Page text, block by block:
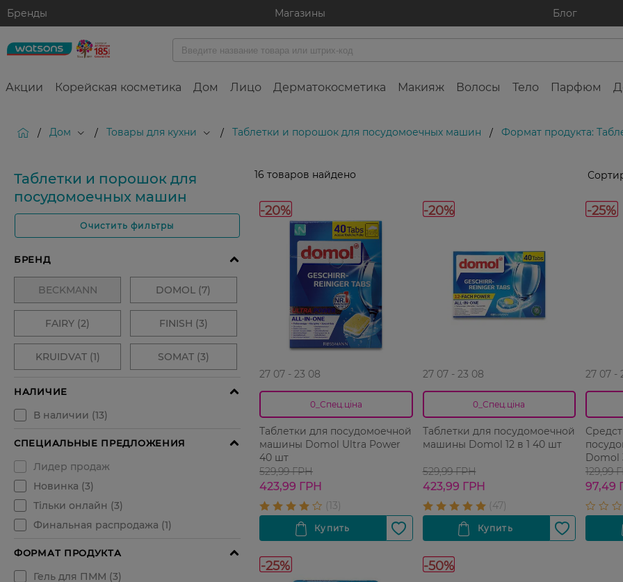
Бренды Магазины Блог
Акции Корейская косметика Дом Лицо Дерматокосметика Макияж Волосы Тело Парфюм
/ Дом / Товары для кухни / Таблетки и порошок для посудомоечных машин / Формат продукта:
Таблетки и порошок для
посудомоечных машин
Очистить фильтры
16 товаров найдено
-20%
27 07 - 23 08
0_Спец.ціна
Таблетки для посудомоечной
машины Domol Ultra Power
40 шт
529,99 ГРН
423,99 ГРН
-20%
27 07 - 23 08
0_Спец.ціна
Таблетки для посудомоечной
машины Domol 12 в 1 40 шт
529,99 ГРН
423,99 ГРН
-25%
27 07 -
Domol
129,99
97,49
-25% -50%